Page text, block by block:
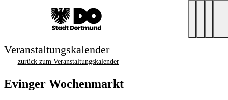
Veranstaltungskalender
zurück zum Veranstaltungskalender
Evinger Wochenmarkt